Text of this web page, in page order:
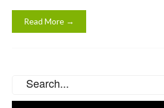
Read More →